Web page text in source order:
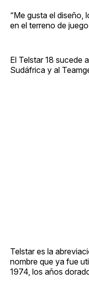
“Me gusta el diseño,
en el terreno de
El Telstar 18 sucede
Sudáfrica y al
Telstar es la
nombre que ya fue
1974, los años